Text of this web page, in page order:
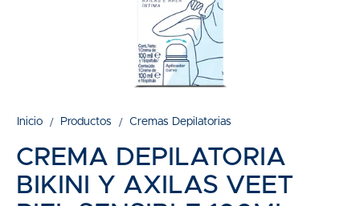
Inicio Productos Cremas Depilatorias
CREMA DEPILATORIA
BIKINI Y AXILAS VEET